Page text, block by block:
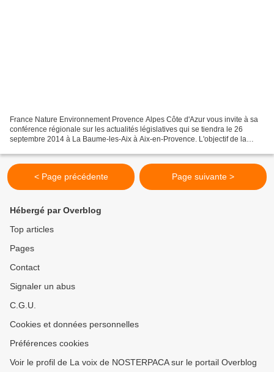
France Nature Environnement Provence Alpes Côte d'Azur vous invite à sa
conférence régionale sur les actualités législatives qui se tiendra le 26
septembre 2014 à La Baume-les-Aix à Aix-en-Provence. L'objectif de la
< Page précédente Page suivante >
Hébergé par Overblog
Top articles
Pages
Contact
Signaler un abus
C.G.U.
Cookies et données personnelles
Préférences cookies
Voir le profil de La voix de NOSTERPACA sur le portail Overblog